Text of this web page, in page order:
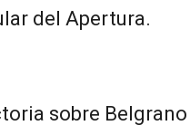
del Apertura.
sobre